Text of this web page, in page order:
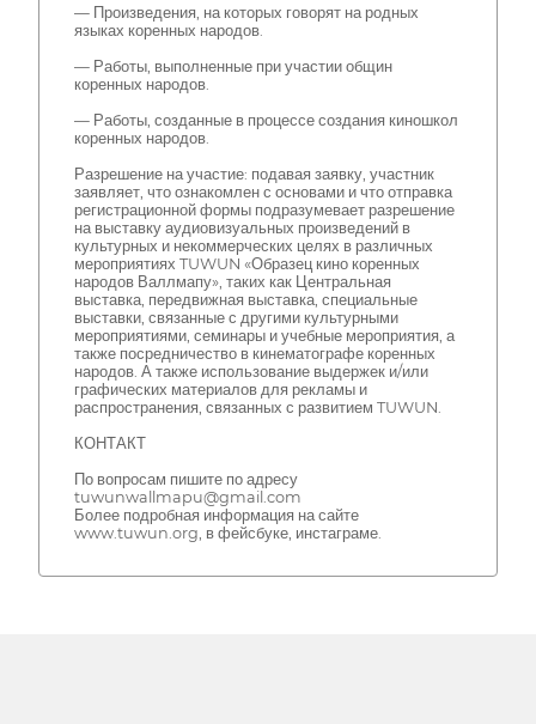
— Произведения, на которых говорят на родных
языках коренных народов.
— Работы, выполненные при участии общин
коренных народов.
— Работы, созданные в процессе создания киношкол
коренных народов.
Разрешение на участие: подавая заявку, участник
заявляет, что ознакомлен с основами и что отправка
регистрационной формы подразумевает разрешение
на выставку аудиовизуальных произведений в
культурных и некоммерческих целях в различных
мероприятиях TUWUN «Образец кино коренных
народов Валлмапу», таких как Центральная
выставка, передвижная выставка, специальные
выставки, связанные с другими культурными
мероприятиями, семинары и учебные мероприятия, а
также посредничество в кинематографе коренных
народов. А также использование выдержек и/или
графических материалов для рекламы и
распространения, связанных с развитием TUWUN.
КОНТАКТ
По вопросам пишите по адресу
tuwunwallmapu@gmail.com
Более подробная информация на сайте
www.tuwun.org, в фейсбуке, инстаграме.